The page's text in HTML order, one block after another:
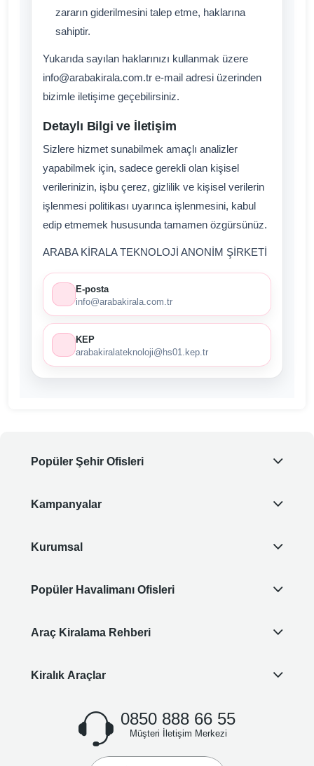
zararın giderilmesini talep etme, haklarına
sahiptir.
Yukarıda sayılan haklarınızı kullanmak üzere
info@arabakirala.com.tr e-mail adresi üzerinden
bizimle iletişime geçebilirsiniz.
Detaylı Bilgi ve İletişim
Sizlere hizmet sunabilmek amaçlı analizler
yapabilmek için, sadece gerekli olan kişisel
verilerinizin, işbu çerez, gizlilik ve kişisel verilerin
işlenmesi politikası uyarınca işlenmesini, kabul
edip etmemek hususunda tamamen özgürsünüz.
ARABA KİRALA TEKNOLOJİ ANONİM ŞİRKETİ
E-posta
info@arabakirala.com.tr
KEP
arabakiralateknoloji@hs01.kep.tr
Popüler Şehir Ofisleri
Kampanyalar
Kurumsal
Popüler Havalimanı Ofisleri
Araç Kiralama Rehberi
Kiralık Araçlar
0850 888 66 55
Müşteri İletişim Merkezi